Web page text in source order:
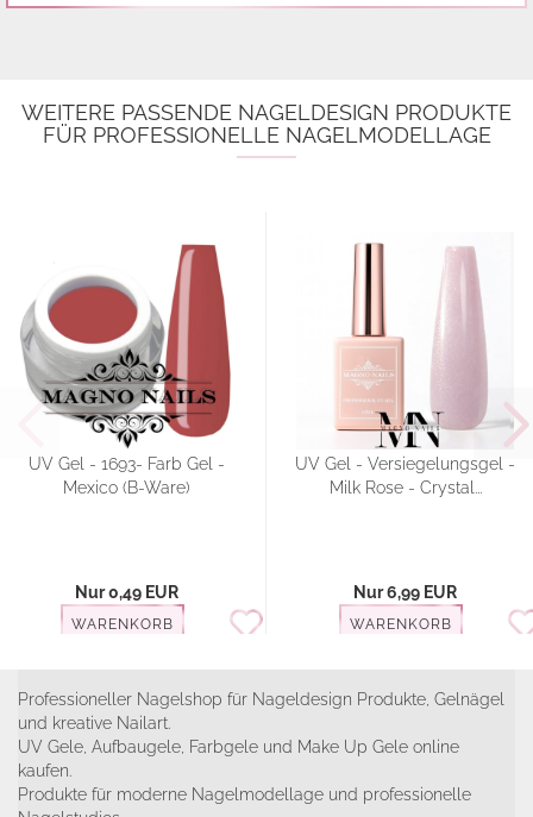
WEITERE PASSENDE NAGELDESIGN PRODUKTE
FÜR PROFESSIONELLE NAGELMODELLAGE
UV Gel - 1693- Farb Gel -
Mexico (B-Ware)
Nur 0,49 EUR
WARENKORB
UV Gel - Versiegelungsgel -
Milk Rose - Crystal...
Nur 6,99 EUR
WARENKORB
Professioneller Nagelshop für Nageldesign Produkte, Gelnägel
und kreative Nailart.
UV Gele, Aufbaugele, Farbgele und Make Up Gele online
kaufen.
Produkte für moderne Nagelmodellage und professionelle